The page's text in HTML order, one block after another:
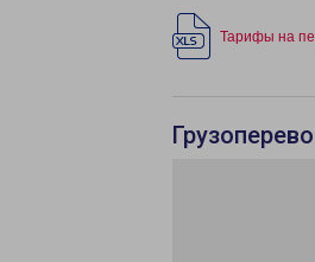
Тарифы на